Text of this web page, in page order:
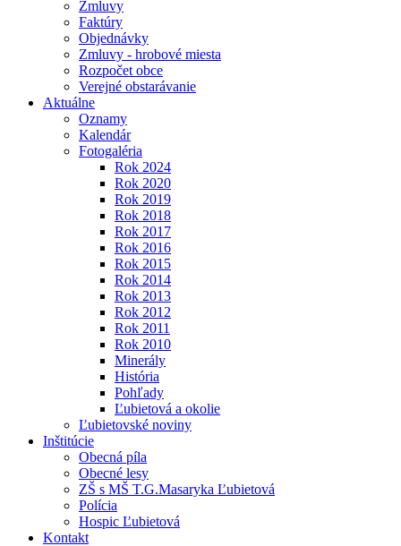
Zmluvy
Faktúry
Objednávky
Zmluvy - hrobové miesta
Rozpočet obce
Verejné obstarávanie
Aktuálne
Oznamy
Kalendár
Fotogaléria
Rok 2024
Rok 2020
Rok 2019
Rok 2018
Rok 2017
Rok 2016
Rok 2015
Rok 2014
Rok 2013
Rok 2012
Rok 2011
Rok 2010
Minerály
História
Pohľady
Ľubietová a okolie
Ľubietovské noviny
Inštitúcie
Obecná píla
Obecné lesy
ZŠ s MŠ T.G.Masaryka Ľubietová
Polícia
Hospic Ľubietová
Kontakt